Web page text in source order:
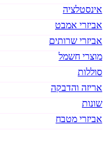
אינסטלציה
אביזרי אמבט
אביזרי שרותים
מוצרי חשמל
סוללות
אריזה והדבקה
שונות
אביזרי מטבח